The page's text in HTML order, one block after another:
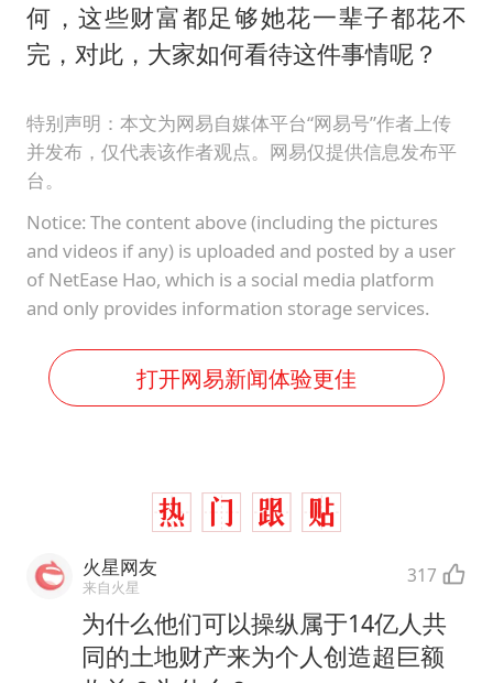
何，这些财富都足够她花一辈子都花不
完，对此，大家如何看待这件事情呢？
特别声明：本文为网易自媒体平台“网易号”作者上传
并发布，仅代表该作者观点。网易仅提供信息发布平
台。
Notice: The content above (including the pictures
and videos if any) is uploaded and posted by a user
of NetEase Hao, which is a social media platform
and only provides information storage services.
打开网易新闻体验更佳
火星网友
来自火星 317
为什么他们可以操纵属于14亿人共
同的土地财产来为个人创造超巨额